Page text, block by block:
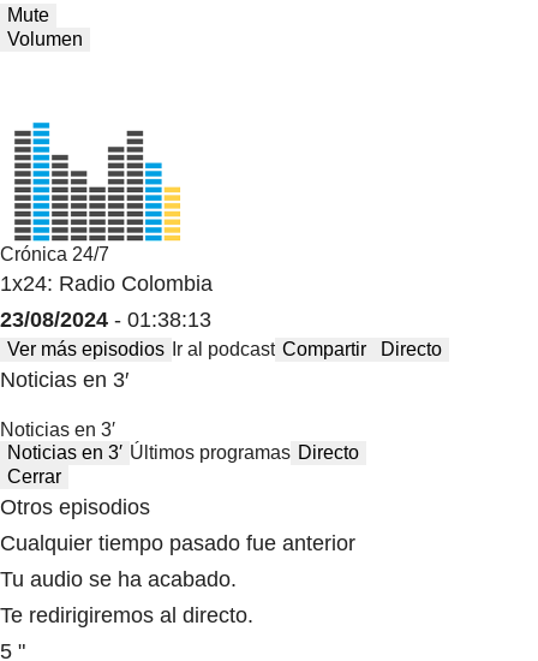
Mute
Volumen
Crónica 24/7
1x24: Radio Colombia
23/08/2024 - 01:38:13
Ver más episodios Ir al podcast Compartir Directo
Noticias en 3′
Noticias en 3′
Noticias en 3′ Últimos programas Directo
Cerrar
Otros episodios
Cualquier tiempo pasado fue anterior
Tu audio se ha acabado.
Te redirigiremos al directo.
5 "